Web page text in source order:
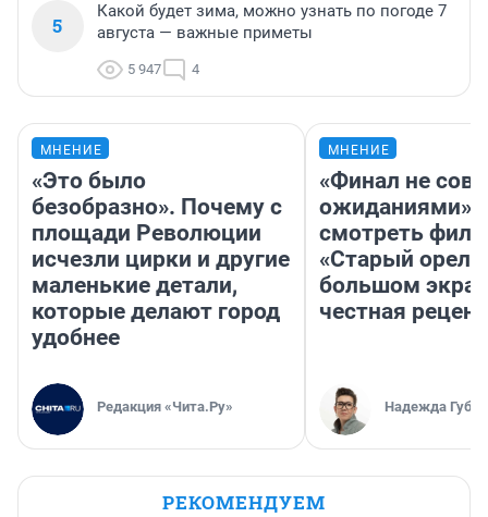
5
Какой будет зима, можно узнать по погоде 7
августа — важные приметы
5 947 4
МНЕНИЕ
«Это было
безобразно». Почему с
площади Революции
исчезли цирки и другие
маленькие детали,
которые делают город
удобнее
Редакция «Чита.Ру»
МНЕНИЕ
«Финал не
ожиданиями»:
смотреть
«Старый орел»
большом
честная
Надежда
РЕКОМЕНДУЕМ